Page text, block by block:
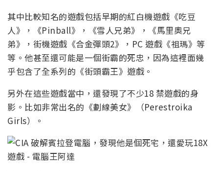
其中比較知名的遊戲包括早期的紅白機遊戲《吃豆
人》，《Pinball》，《雪人兄弟》，《馬里奧兄
弟》，街機遊戲《合金彈頭2》，PC 遊戲《祖瑪》等
等。他甚至還可能是一個街霸的死忠，因為這裡面幾
乎包含了全系列的《街頭霸王》遊戲。
另外在這些遊戲當中，還發現了不少18 禁遊戲的身
影。比如非常出名的《劃線美女》（Perestroika
Girls）。